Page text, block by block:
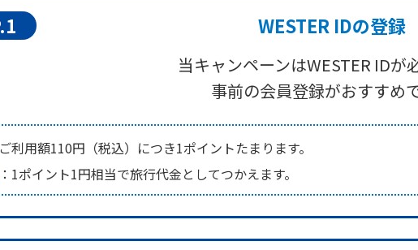
WESTER IDの登録
当キャンペーンはWESTER IDが
事前の会員登録がおすすめで
ご利用額110円（税込）につき1ポイントたまります。
： 1ポイント1円相当で旅行代金としてつかえます。